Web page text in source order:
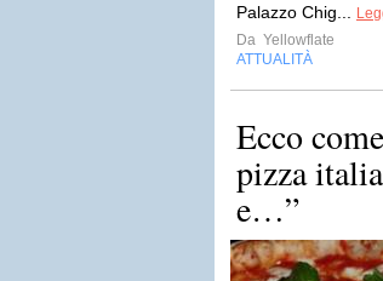
Palazzo Chig...
Da Yellowflate
ATTUALITÀ
Ecco
pizza
e…”